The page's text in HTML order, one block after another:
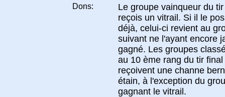
Dons:
Le groupe vainqueur du
reçois un vitrail. Si il le
déjà, celui-ci revient au
suivant ne l'ayant encore
gagné. Les groupes
au 10 ème rang du tir final
reçoivent une channe
étain, à l'exception du
gagnant le vitrail.